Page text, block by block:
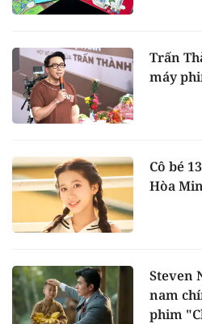
Trấn
máy
Cô bé
Hòa
Steven
nam
phim